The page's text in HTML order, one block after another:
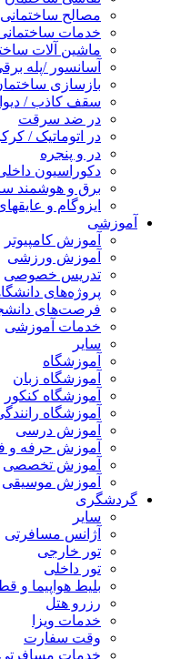
مصالح ساختمانی
خدمات
ماشین آلات
آسانسور /پله
بازسازی
سقف کاذب /
در ضد سرقت
در اتوماتیک /
در و پنجره
دکوراسیون
برق و هوشمند
ایزوگام و
آموزشی
آموزش کامپیوتر
آموزش ورزشی
تدریس خصوصی
پروژه‌های
فرصت‌های
خدمات آموزشی
سایر
آموزشگاه
آموزشگاه زبان
آموزشگاه کنکور
آموزشگاه
آموزش درسی
آموزش حرفه و
آموزش تخصصی
آموزش موسیقی
گردشگری
سایر
آژانس مسافرتی
تور خارجی
تور داخلی
بلیط هواپیما و
رزرو هتل
خدمات ویزا
وقت سفارت
خدمات مسافرتی